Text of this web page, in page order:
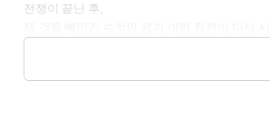
전쟁이 끝난 후,